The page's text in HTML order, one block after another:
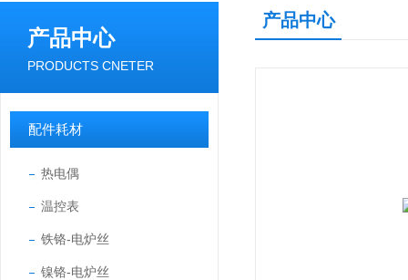
产品中心
PRODUCTS CNETER
配件耗材
热电偶
温控表
铁铬-电炉丝
镍铬-电炉丝
产品中心